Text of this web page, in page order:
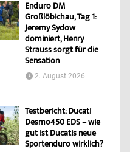
Enduro DM
Großlöbichau, Tag 1:
Jeremy Sydow
dominiert, Henry
Strauss sorgt für die
Sensation
2. August 2026
Testbericht: Ducati
Desmo450 EDS – wie
gut ist Ducatis neue
Sportenduro wirklich?